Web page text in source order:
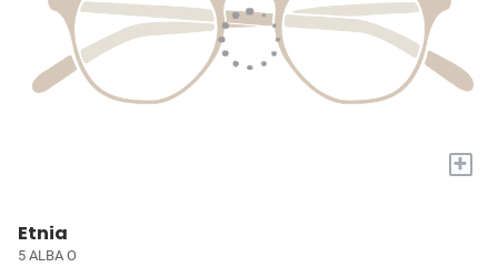
+
Etnia
5 ALBA O